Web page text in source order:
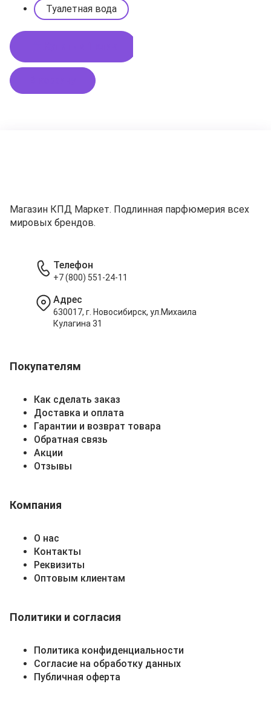
Туалетная вода
Магазин КПД Маркет. Подлинная парфюмерия всех
мировых брендов.
Покупателям
Как сделать заказ
Доставка и оплата
Гарантии и возврат товара
Обратная связь
Акции
Отзывы
Компания
О нас
Контакты
Реквизиты
Оптовым клиентам
Политики и согласия
Политика конфиденциальности
Согласие на обработку данных
Публичная оферта
Телефон
+7 (800) 551-24-11
Адрес
630017, г. Новосибирск, ул.Михаила
Кулагина 31